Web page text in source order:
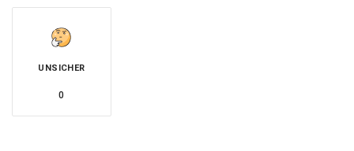
UNSICHER
0